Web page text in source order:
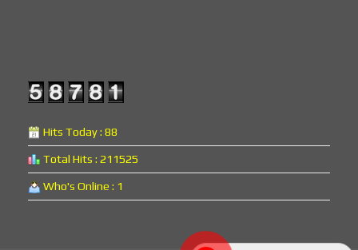
Hits Today : 88
Total Hits : 211525
Who's Online : 1